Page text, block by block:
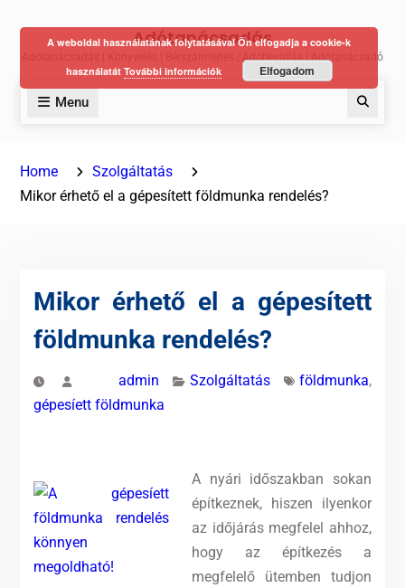
Adótanácsadás
Adótanácsadás | Könyvelés | Bérszámfejtés | Adóbevallás | Adótanácsadó
Menu
Home
Szolgáltatás
Mikor érhető el a gépesített földmunka rendelés?
Mikor érhető el a gépesített
földmunka rendelés?
admin Szolgáltatás földmunka,
gépesíett földmunka
A nyári időszakban sokan
építkeznek, hiszen ilyenkor
az időjárás megfelel ahhoz,
hogy az építkezés a
megfelelő ütemben tudjon
A weboldal használatának folytatásával Ön elfogadja a cookie-k
használatát További információk Elfogadom